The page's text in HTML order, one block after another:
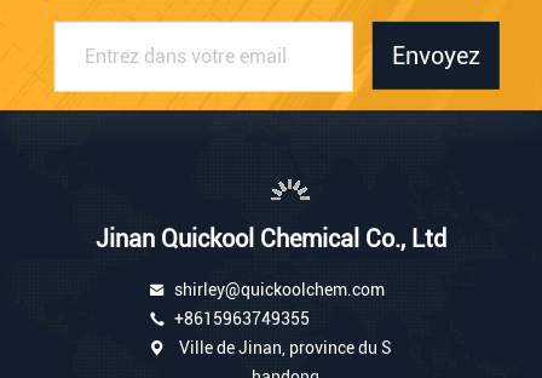
Envoyez
Jinan Quickool Chemical Co., Ltd
shirley@quickoolchem.com
+8615963749355
Ville de Jinan, province du S